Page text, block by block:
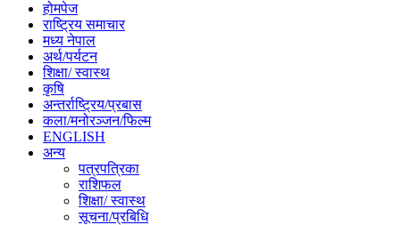
होमपेज
राष्ट्रिय समाचार
मध्य नेपाल
अर्थ/पर्यटन
शिक्षा/ स्वास्थ
कृषि
अन्तर्राष्ट्रिय/प्रबास
कला/मनोरञ्जन/फिल्म
ENGLISH
अन्य
पत्रपत्रिका
राशिफल
शिक्षा/ स्वास्थ
सूचना/प्रबिधि